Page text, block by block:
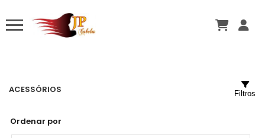
ACESSÓRIOS
Ordenar por
Filtros